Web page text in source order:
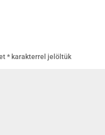
* karakterrel jelöltük